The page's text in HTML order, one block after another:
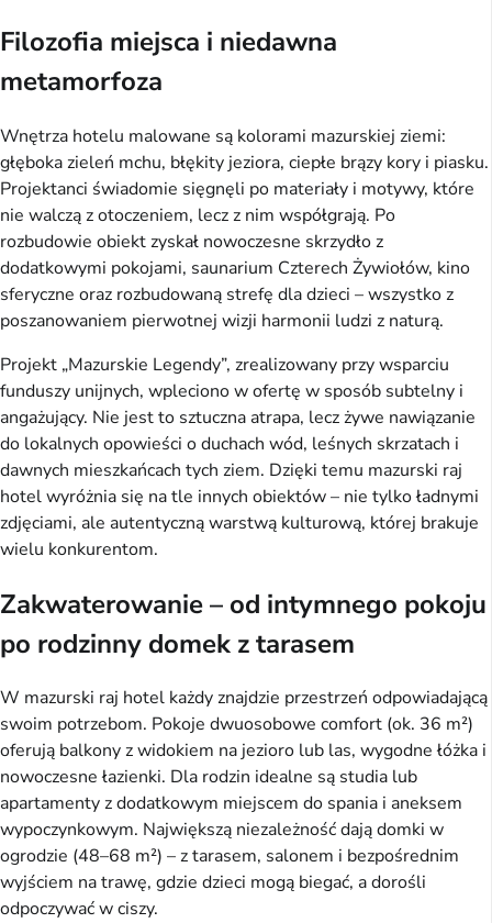
Filozofia miejsca i niedawna
metamorfoza
Wnętrza hotelu malowane są kolorami mazurskiej ziemi:
głęboka zieleń mchu, błękity jeziora, ciepłe brązy kory i piasku.
Projektanci świadomie sięgnęli po materiały i motywy, które
nie walczą z otoczeniem, lecz z nim współgrają. Po
rozbudowie obiekt zyskał nowoczesne skrzydło z
dodatkowymi pokojami, saunarium Czterech Żywiołów, kino
sferyczne oraz rozbudowaną strefę dla dzieci – wszystko z
poszanowaniem pierwotnej wizji harmonii ludzi z naturą.
Projekt „Mazurskie Legendy”, zrealizowany przy wsparciu
funduszy unijnych, wpleciono w ofertę w sposób subtelny i
angażujący. Nie jest to sztuczna atrapa, lecz żywe nawiązanie
do lokalnych opowieści o duchach wód, leśnych skrzatach i
dawnych mieszkańcach tych ziem. Dzięki temu mazurski raj
hotel wyróżnia się na tle innych obiektów – nie tylko ładnymi
zdjęciami, ale autentyczną warstwą kulturową, której brakuje
wielu konkurentom.
Zakwaterowanie – od intymnego pokoju
po rodzinny domek z tarasem
W mazurski raj hotel każdy znajdzie przestrzeń odpowiadającą
swoim potrzebom. Pokoje dwuosobowe comfort (ok. 36 m²)
oferują balkony z widokiem na jezioro lub las, wygodne łóżka i
nowoczesne łazienki. Dla rodzin idealne są studia lub
apartamenty z dodatkowym miejscem do spania i aneksem
wypoczynkowym. Największą niezależność dają domki w
ogrodzie (48–68 m²) – z tarasem, salonem i bezpośrednim
wyjściem na trawę, gdzie dzieci mogą biegać, a dorośli
odpoczywać w ciszy.